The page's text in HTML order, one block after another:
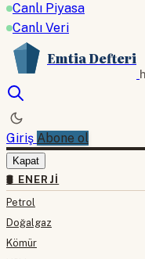
Canlı Piyasa
Canlı Veri
Emtia Defteri
Giriş Abone ol
Kapat
🛢 ENERJI
Petrol
Doğalgaz
Kömür